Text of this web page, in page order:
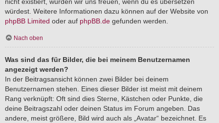
würdest. Weitere Informationen dazu können auf der Website von
phpBB Limited oder auf phpBB.de gefunden werden.
Nach oben
Was sind das für Bilder, die bei meinem Benutzernamen
angezeigt werden?
In der Beitragsansicht können zwei Bilder bei deinem
Benutzernamen stehen. Eines dieser Bilder ist meist mit deinem
Rang verknüpft: Oft sind dies Sterne, Kästchen oder Punkte, die
deine Beitragszahl oder deinen Status im Forum angeben. Das
andere, meist größere, Bild wird auch als „Avatar“ bezeichnet. Es